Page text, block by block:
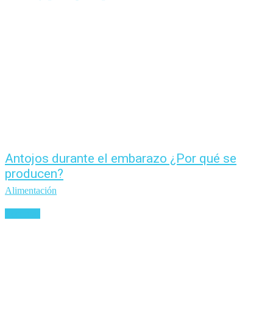
Antojos durante el embarazo ¿Por qué se
producen?
Alimentación